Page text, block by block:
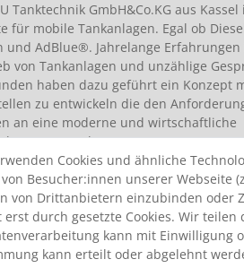
Tanktechnik GmbH&Co.KG aus Kassel
für mobile Tankanlagen. Egal ob
und AdBlue®. Jahrelange Erfahrungen
von Tankanlagen und unzählige
haben dazu geführt ein Konzept
zu entwickeln die den
an eine moderne und wirtschaftliche
entsprechen.
Cookies und ähnliche
Besucher:innen unserer Webseite
von Drittanbietern einzubinden oder
erst durch gesetzte Cookies. Wir
kann mit Einwilligung
kann erteilt oder abgelehnt